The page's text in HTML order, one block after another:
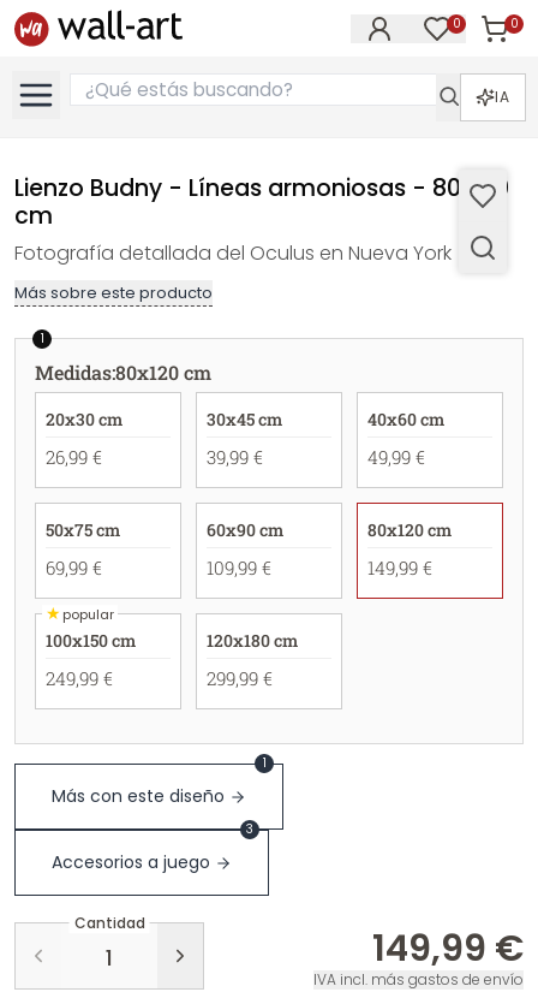
0 0
IA
Lienzo Budny - Líneas armoniosas - 80x120
cm
Fotografía detallada del Oculus en Nueva York
Más sobre este producto
1
Medidas:80x120 cm
20x30 cm
26,99 €
30x45 cm
39,99 €
40x60 cm
49,99 €
50x75 cm
69,99 €
60x90 cm
109,99 €
80x120 cm
149,99 €
★popular
100x150 cm
249,99 €
120x180 cm
299,99 €
Más con este diseño
1
Accesorios a juego
3
Cantidad
149,99 €
IVA incl. más gastos de envío